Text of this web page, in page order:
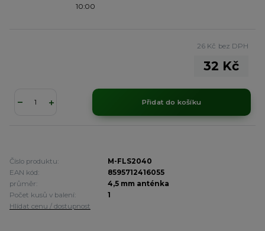
10:00
32 Kč
26 Kč bez DPH
Přidat do košíku
Číslo produktu:
M-FLS2040
EAN kód:
8595712416055
průměr:
4,5 mm anténka
Počet kusů v balení:
1
Hlídat cenu / dostupnost